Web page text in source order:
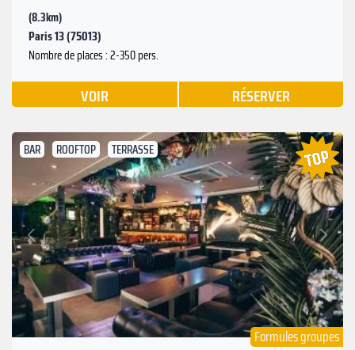
(8.3km)
Paris 13 (75013)
Nombre de places : 2-350 pers.
VOIR RÉSERVER
BAR ROOFTOP TERRASSE
Précédent
Suivant
Formules groupes